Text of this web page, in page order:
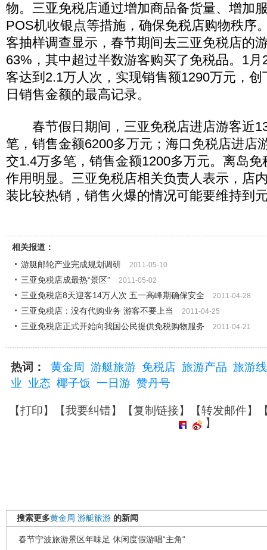
物。三亚免税店通过增加商品备货量、增加
POS机收银点等措施，确保免税店购物秩序
客抽样调查显示，春节期间去三亚免税店的
63%，其中超过半数游客购买了免税品。1
客达到2.1万人次，实现销售额1290万元，
日销售金额的最高记录。
春节假日期间，三亚免税店进店游客近
笔，销售金额6200多万元；海口免税店进店
交1.4万多笔，销售金额1200多万元。离岛
作用明显。三亚免税店相关负责人表示，店
装比较热销，销售火爆的情况可能要维持到
相关报道：
游艇邮轮产业完成规划调研
2011-05-10
三亚免税店成最热“景区” 2011-05-02
三亚免税店8天迎客14万人次 五一高峰期确保安全 2011-04-28
三亚免税店：没有代购业务 游客不要上当 2011-04-25
三亚免税店正式开始向我国公民提供免税购物服务 2011-04-21
热词： 黄金周 游艇旅游 免税店 旅游产品 旅游
业 业态 椰子饭 一日游 赞丹号
【打印】【我要纠错】【复制链接】【转发邮件】
】
搜索更多黄金周 游艇旅游 的新闻
春节宁波旅游景区年味足 休闲度假游唱“主角“